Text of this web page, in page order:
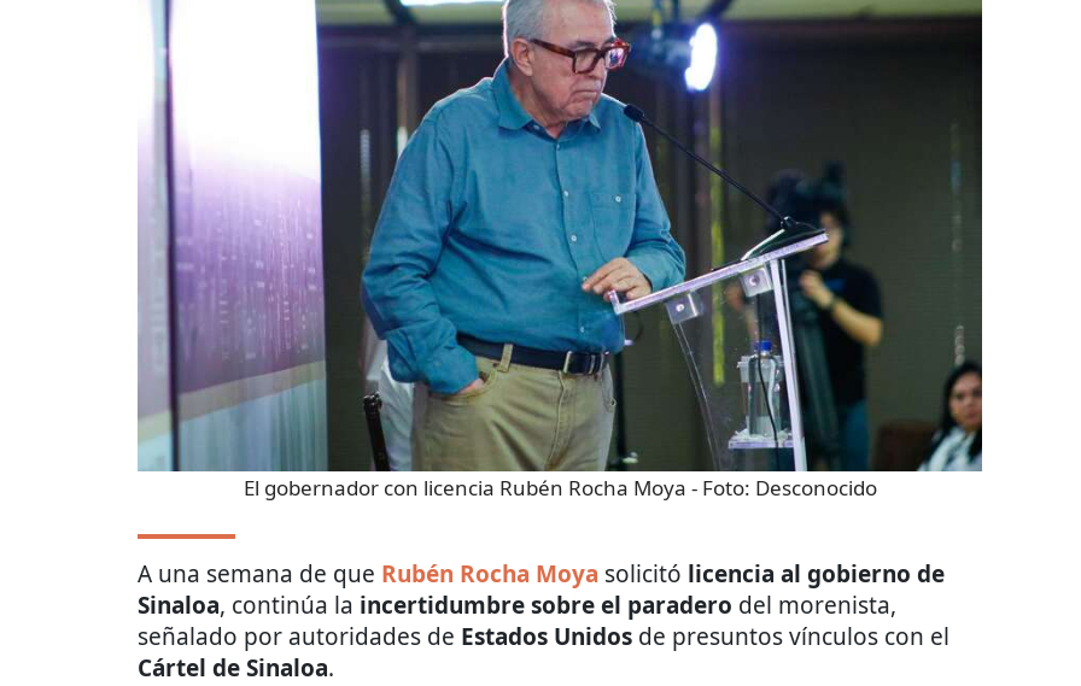
El gobernador con licencia Rubén Rocha Moya - Foto: Desconocido
A una semana de que Rubén Rocha Moya solicitó licencia al gobierno de
Sinaloa, continúa la incertidumbre sobre el paradero del morenista,
señalado por autoridades de Estados Unidos de presuntos vínculos con el
Cártel de Sinaloa.